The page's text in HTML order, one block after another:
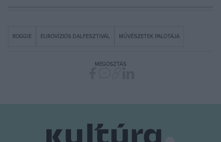
BOGGIE EUROVÍZIÓS DALFESZTIVÁL MŰVÉSZETEK PALOTÁJA
MEGOSZTÁS